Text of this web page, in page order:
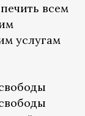
всем
услугам